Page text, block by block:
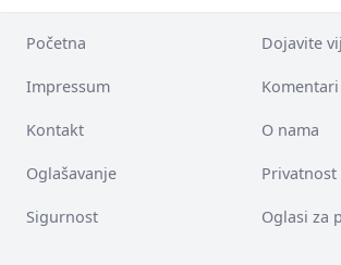
Početna Dojavite
Impressum Komentari
Kontakt O nama
Oglašavanje Privatnost
Sigurnost Oglasi za